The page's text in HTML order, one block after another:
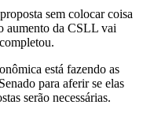
sem colocar coisa
aumento da CSLL vai
está fazendo as
para aferir se elas
serão necessárias.